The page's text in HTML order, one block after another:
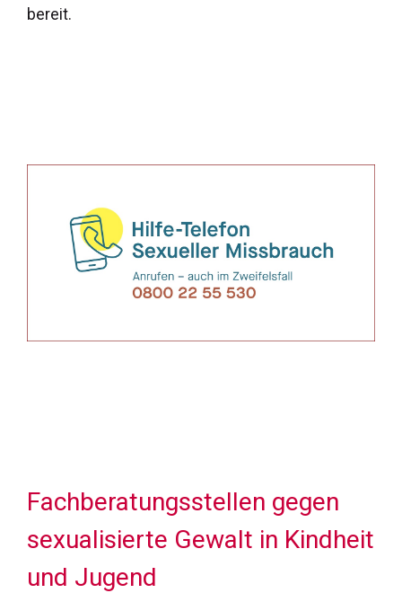
bereit.
Fachberatungsstellen gegen
sexualisierte Gewalt in Kindheit
und Jugend